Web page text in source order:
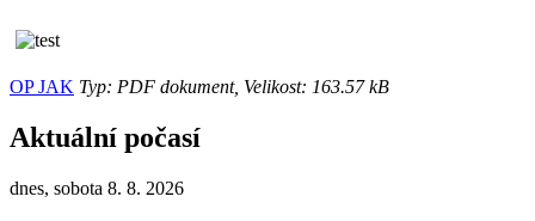
OP JAK Typ: PDF dokument, Velikost: 163.57 kB
Aktuální počasí
dnes, sobota 8. 8. 2026